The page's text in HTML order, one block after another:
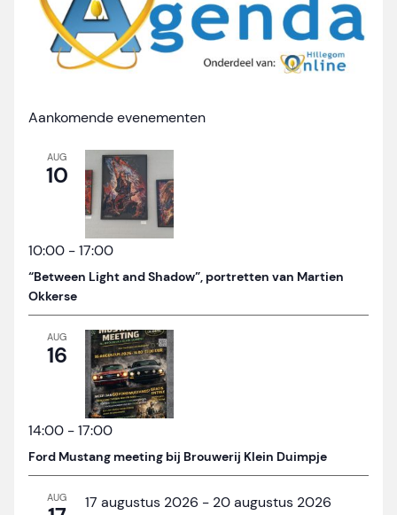
Aankomende evenementen
AUG
10
10:00 -17:00
“Between Light and Shadow”, portretten van Martien
Okkerse
AUG
16
14:00 -17:00
Ford Mustang meeting bij Brouwerij Klein Duimpje
AUG 17 augustus 2026 - 20 augustus 2026